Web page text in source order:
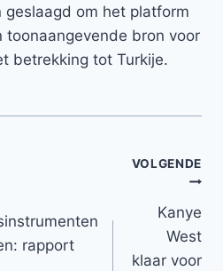
om het platform
toonaangevende bron voor
betrekking tot Turkije.
rapport
VOLGENDE
Kanye
West
klaar voor